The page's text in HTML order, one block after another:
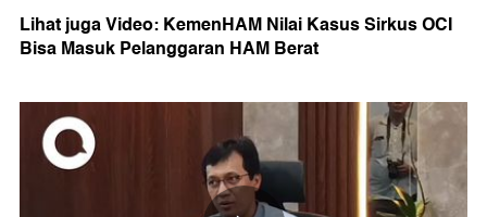
Lihat juga Video: KemenHAM Nilai Kasus Sirkus OCI
Bisa Masuk Pelanggaran HAM Berat